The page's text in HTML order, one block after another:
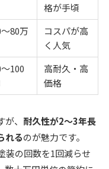
格が手頃
80万
コスパが高
く人気
100
高耐久・高
価格
、 耐久性が2〜3年長
れるのが魅力です。
装の回数を1回減らせ